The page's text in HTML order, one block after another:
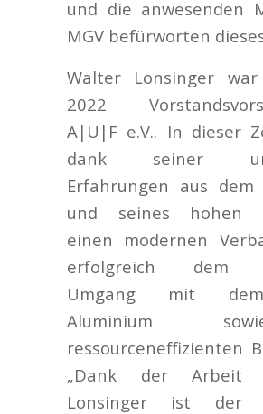
und die anwesenden
MGV befürworten
Walter Lonsinger
2022
A|U|F e.V.. In dieser
dank seiner
Erfahrungen aus dem
und seines hohen
einen modernen
erfolgreich dem
Umgang mit
Aluminium
ressourceneffizienten
„Dank der Arbeit
Lonsinger ist der